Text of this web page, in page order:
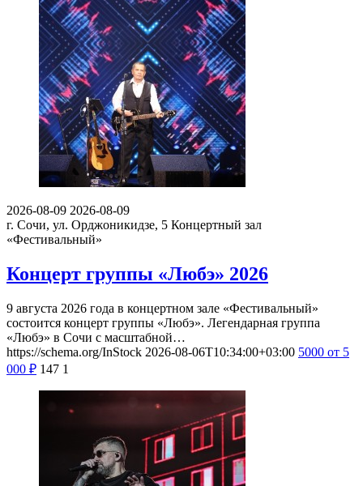
2026-08-09 2026-08-09
г. Сочи, ул. Орджоникидзе, 5 Концертный зал
«Фестивальный»
Концерт группы «Любэ» 2026
9 августа 2026 года в концертном зале «Фестивальный»
состоится концерт группы «Любэ». Легендарная группа
«Любэ» в Сочи с масштабной…
https://schema.org/InStock 2026-08-06T10:34:00+03:00 5000 от 5
000 ₽ 147 1